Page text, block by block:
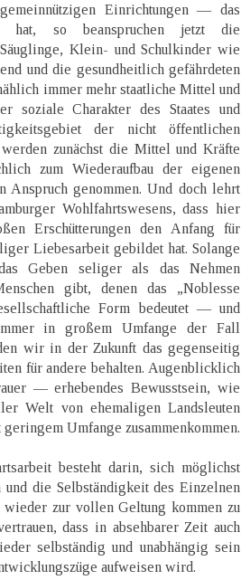
Einrichtungen — das
hat, so beanspruchen jetzt die
Klein- und Schulkinder wie
und die gesundheitlich gefährdeten
immer mehr staatliche Mittel und
soziale Charakter des Staates und
der nicht öffentlichen
zunächst die Mittel und Kräfte
zum Wiederaufbau der eigenen
Anspruch genommen. Und doch lehrt
Wohlfahrtswesens, dass hier
Erschütterungen den Anfang für
Liebesarbeit gebildet hat. Solange
Geben seliger als das Nehmen
gibt, denen das „Noblesse
Form bedeutet — und
in großem Umfange der Fall
wir in der Zukunft das gegenseitig
für andere behalten. Augenblicklich
— erhebendes Bewusstsein, wie
Welt von ehemaligen Landsleuten
Umfange zusammenkommen.
besteht darin, sich möglichst
und die Selbständigkeit des Einzelnen
wieder zur vollen Geltung kommen zu
dass in absehbarer Zeit auch
selbständig und unabhängig sein
aufweisen wird.